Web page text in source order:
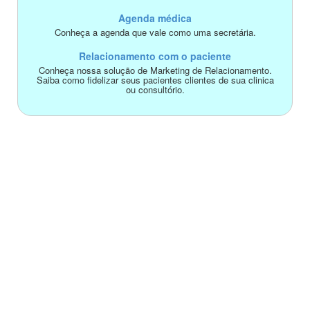
Agenda médica
Conheça a agenda que vale como uma secretária.
Relacionamento com o paciente
Conheça nossa solução de Marketing de Relacionamento.
Saiba como fidelizar seus pacientes clientes de sua clinica
ou consultório.